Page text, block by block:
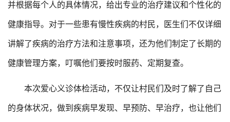
并根据每个人的具体情况，给出专业的治疗建议和个性化的
健康指导。对于一些患有慢性疾病的村民，医生们不仅详细
讲解了疾病的治疗方法和注意事项，还为他们制定了长期的
健康管理方案，叮嘱他们要按时服药、定期复查。
本次爱心义诊体检活动，不仅让村民们及时了解了自己
的身体状况，做到疾病早发现、早预防、早治疗，也让他们